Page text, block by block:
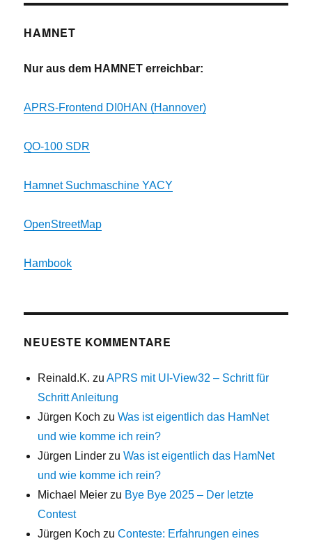
HAMNET
Nur aus dem HAMNET erreichbar:
APRS-Frontend DI0HAN (Hannover)
QO-100 SDR
Hamnet Suchmaschine YACY
OpenStreetMap
Hambook
NEUESTE KOMMENTARE
Reinald.K. zuAPRS mit UI-View32 – Schritt für
Schritt Anleitung
Jürgen Koch zuWas ist eigentlich das HamNet
und wie komme ich rein?
Jürgen Linder zuWas ist eigentlich das HamNet
und wie komme ich rein?
Michael Meier zu Bye Bye 2025 – Der letzte
Contest
Jürgen Koch zuConteste: Erfahrungen eines